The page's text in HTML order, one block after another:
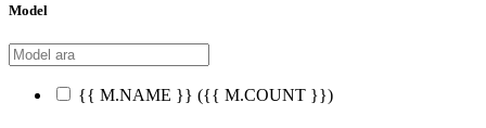
Model
{{ M.NAME }} ({{ M.COUNT }})